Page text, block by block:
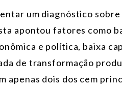
um diagnóstico
apontou fatores como
e política, baixa
de transformação
apenas dois dos cem